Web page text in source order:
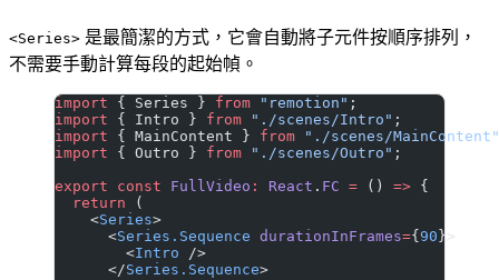
<Series> 是最簡潔的方式，它會自動將子元件按順序排列，
不需要手動計算每段的起始幀。
import { Series } from "remotion" ;
import { Intro } from "./scenes/Intro" ;
import { MainContent } from "./scenes/MainContent"
import { Outro } from "./scenes/Outro" ;
export const FullVideo : React . FC = () => {
  return
(
    <
Series>
      <
Series.Sequence durationInFrames={ 90 }>
        <
Intro />
      </
Series.Sequence>